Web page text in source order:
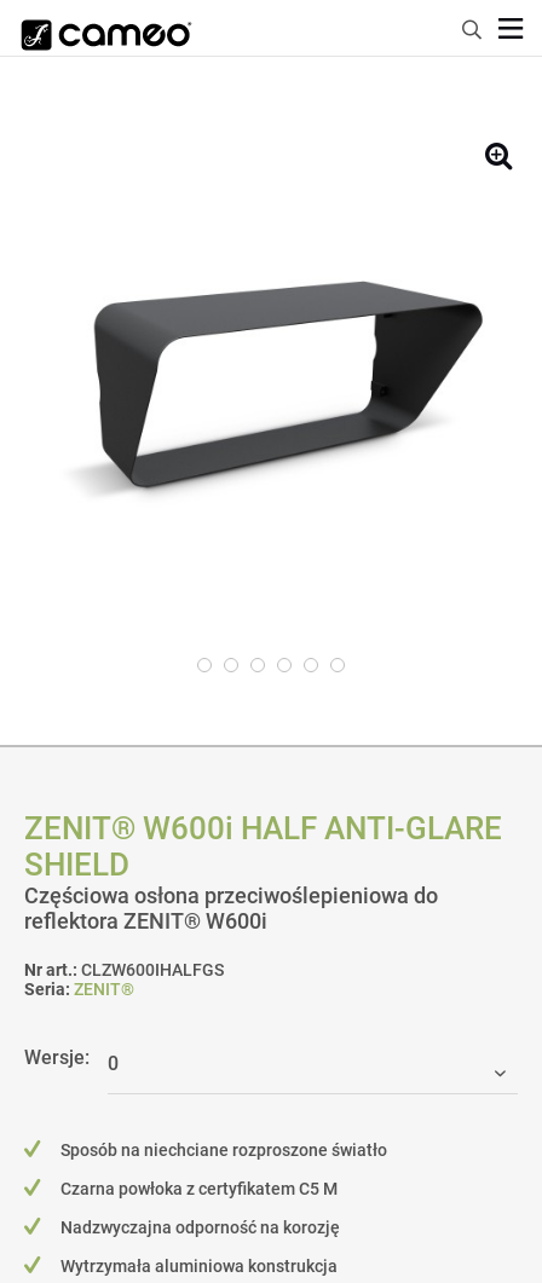
ZENIT® W600i HALF ANTI-GLARE
SHIELD
Częściowa osłona przeciwoślepieniowa do
reflektora ZENIT® W600i
Nr art.: CLZW600IHALFGS
Seria: ZENIT®
Wersje:
Sposób na niechciane rozproszone światło
Czarna powłoka z certyfikatem C5 M
Nadzwyczajna odporność na korozję
Wytrzymała aluminiowa konstrukcja